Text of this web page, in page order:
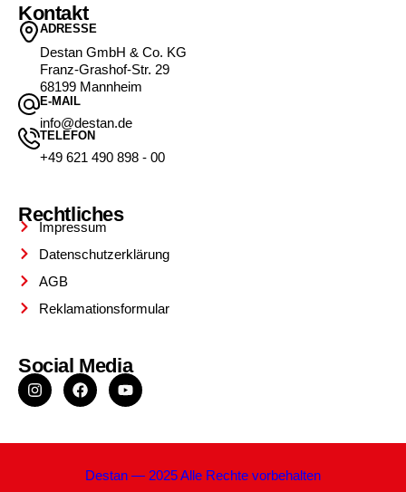
Kontakt
ADRESSE
Destan GmbH & Co. KG
Franz-Grashof-Str. 29
68199 Mannheim
E-MAIL
info@destan.de
TELEFON
+49 621 490 898 - 00
Rechtliches
Impressum
Datenschutzerklärung
AGB
Reklamationsformular
Social Media
Destan — 2025 Alle Rechte vorbehalten